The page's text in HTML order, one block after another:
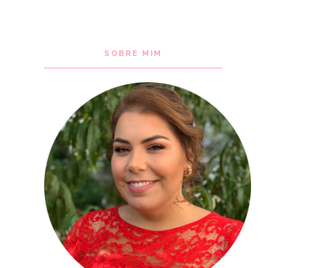
SOBRE MIM